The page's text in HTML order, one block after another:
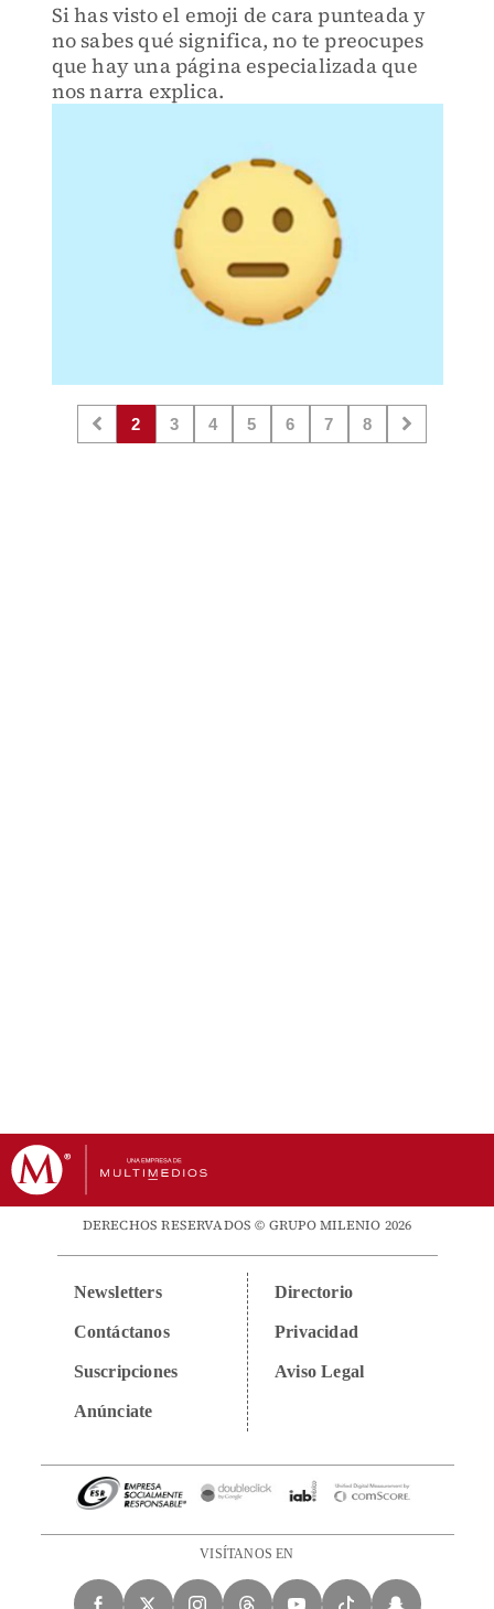
Si has visto el emoji de cara punteada y
no sabes qué significa, no te preocupes
que hay una página especializada que
nos narra explica.
2 3 4 5 6 7 8
DERECHOS RESERVADOS © GRUPO MILENIO 2026
Newsletters
Contáctanos
Suscripciones
Anúnciate
Directorio
Privacidad
Aviso Legal
VISÍTANOS EN